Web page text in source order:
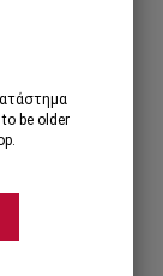
be older